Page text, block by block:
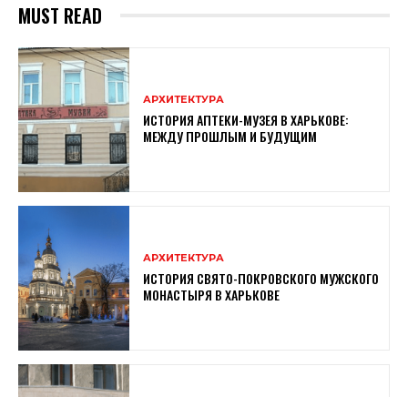
MUST READ
АРХИТЕКТУРА
ИСТОРИЯ АПТЕКИ-МУЗЕЯ В ХАРЬКОВЕ:
МЕЖДУ ПРОШЛЫМ И БУДУЩИМ
АРХИТЕКТУРА
ИСТОРИЯ СВЯТО-ПОКРОВСКОГО МУЖСКОГО
МОНАСТЫРЯ В ХАРЬКОВЕ